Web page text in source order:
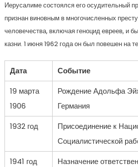
Иерусалиме состоялся его осудительный
признан виновным в многочисленных
человечества, включая геноцид евреев, и
казни. 1 июня 1962 года он был повешен на
Дата
Событие
19 марта
1906
Рождение Адольфа
Германия
1932 год
Присоединение к
Социалистической
1941 год
Назначение